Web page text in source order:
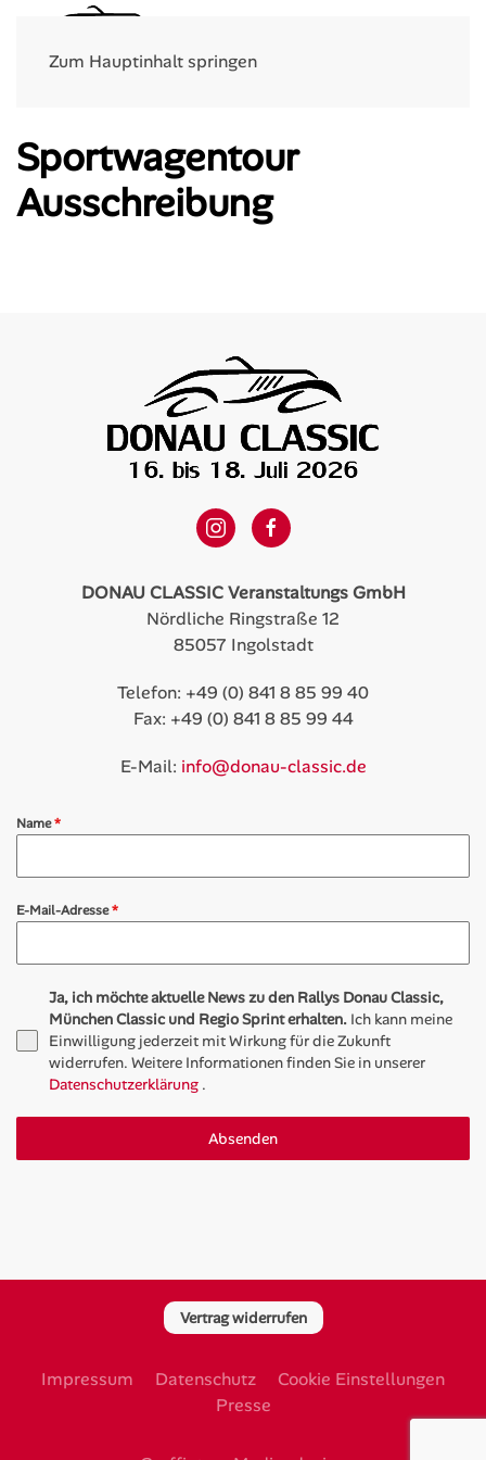
Zum Hauptinhalt springen
Sportwagentour
Ausschreibung
DONAU CLASSIC Veranstaltungs GmbH
Nördliche Ringstraße 12
85057 Ingolstadt
Telefon: +49 (0) 841 8 85 99 40
Fax: +49 (0) 841 8 85 99 44
E-Mail: info@donau-classic.de
Name*
E-Mail-Adresse*
Ja, ich möchte aktuelle News zu den Rallys Donau Classic,
München Classic und Regio Sprint erhalten. Ich kann meine
Einwilligung jederzeit mit Wirkung für die Zukunft
widerrufen. Weitere Informationen finden Sie in unserer
Datenschutzerklärung .
Absenden
Vertrag widerrufen
Impressum Datenschutz
Cookie Einstellungen
Presse